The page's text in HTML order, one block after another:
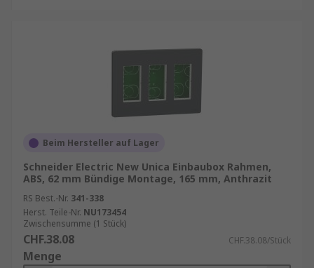
Beim Hersteller auf Lager
Schneider Electric New Unica Einbaubox Rahmen,
ABS, 62 mm Bündige Montage, 165 mm, Anthrazit
RS Best.-Nr. 341-338
Herst. Teile-Nr. NU173454
Zwischensumme (1 Stück)
CHF.38.08 CHF.38.08/Stück
Menge